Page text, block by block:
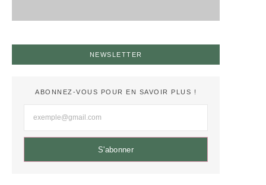
NEWSLETTER
ABONNEZ-VOUS POUR EN SAVOIR PLUS !
S'abonner